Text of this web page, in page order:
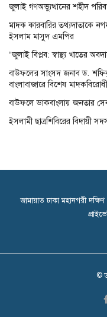
জুলাই গণঅভ্যুত্থানের শহীদ
মাদক কারবারির তথ্যদাতাকে
ইসলাম মাসুদ এমপির
“জুলাই বিপ্লব: স্বাস্থ্য খাতের
বাউফলের সাংসদ জনাব ড.
বাংলাবাজারে বিশেষ
বাউফলে ডাকবাংলায় জনতার
ইসলামী ছাত্রশিবিরের বিদায়ী
জামায়াত ঢাকা মহানগরী দক্ষিণ
©